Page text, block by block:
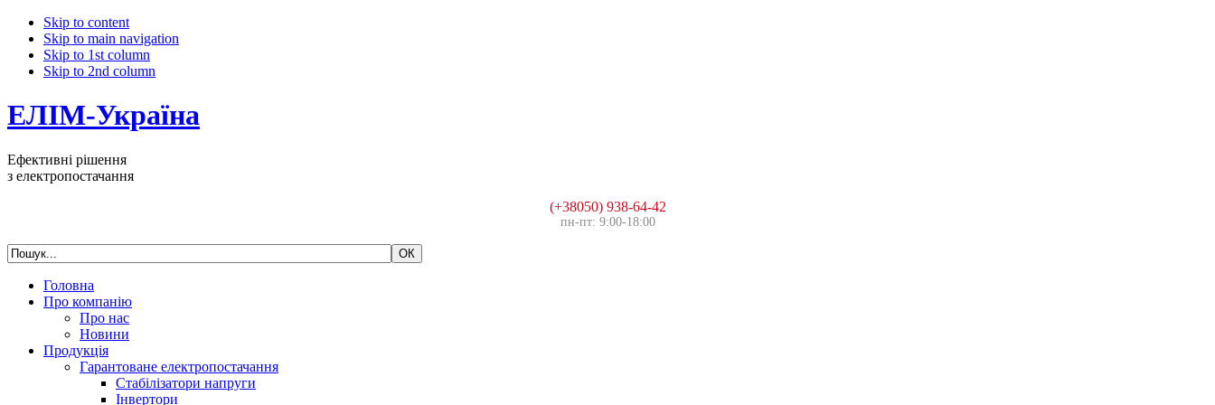
Skip to content
Skip to main navigation
Skip to 1st column
Skip to 2nd column
ЕЛІМ-Україна
Ефективні рішення
з електропостачання
(+38050) 938-64-42
пн-пт: 9:00-18:00
Головна
Про компанію
Про нас
Новини
Продукція
Гарантоване електропостачання
Стабілізатори напруги
Інвертори